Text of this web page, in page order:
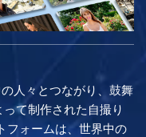
人々とつながり、鼓舞
て制作された自撮り
フォームは、世界中の